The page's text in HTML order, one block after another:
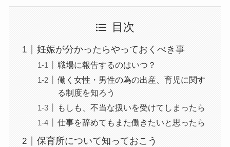
目次
妊娠が分かったらやっておくべき事
職場に報告するのはいつ？
働く女性・男性の為の出産、育児に関す
る制度を知ろう
もしも、不当な扱いを受けてしまったら
仕事を辞めてもまた働きたいと思ったら
保育所について知っておこう